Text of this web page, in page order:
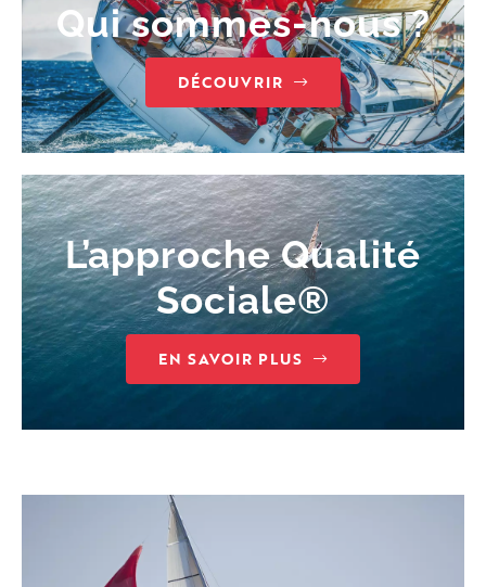
Qui sommes-nous ?
DÉCOUVRIR
L’approche Qualité
Sociale®
EN SAVOIR PLUS